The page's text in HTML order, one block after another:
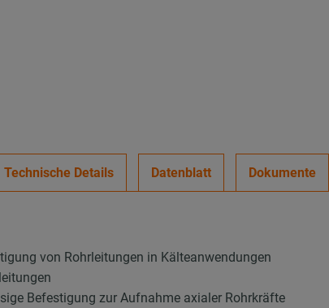
Technische Details Datenblatt Dokumente
von Rohrleitungen in Kälteanwendungen
Befestigung zur Aufnahme axialer Rohrkräfte